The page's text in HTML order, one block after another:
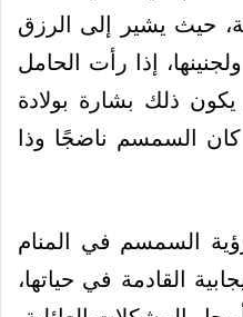
حيث يشير إلى الرزق
إذا رأت الحامل
ذلك بشارة بولادة
السمسم ناضجًا وذا
السمسم في المنام
القادمة في حياتها،